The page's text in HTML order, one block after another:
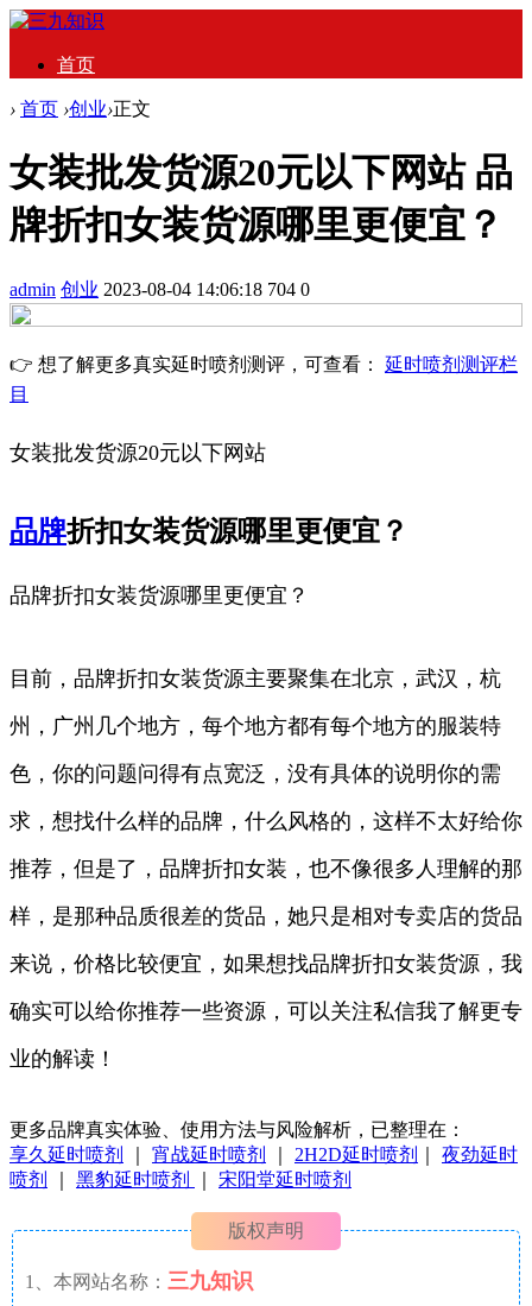
首页
› 首页 ›创业›正文
女装批发货源20元以下网站 品
牌折扣女装货源哪里更便宜？
admin 创业 2023-08-04 14:06:18 704 0
👉 想了解更多真实延时喷剂测评，可查看： 延时喷剂测评栏
目
女装批发货源20元以下网站
品牌折扣女装货源哪里更便宜？
品牌折扣女装货源哪里更便宜？
目前，品牌折扣女装货源主要聚集在北京，武汉，杭
州，广州几个地方，每个地方都有每个地方的服装特
色，你的问题问得有点宽泛，没有具体的说明你的需
求，想找什么样的品牌，什么风格的，这样不太好给你
推荐，但是了，品牌折扣女装，也不像很多人理解的那
样，是那种品质很差的货品，她只是相对专卖店的货品
来说，价格比较便宜，如果想找品牌折扣女装货源，我
确实可以给你推荐一些资源，可以关注私信我了解更专
业的解读！
更多品牌真实体验、使用方法与风险解析，已整理在：
享久延时喷剂
宵战延时喷剂 2H2D延时喷剂
夜劲延时
喷剂
黑豹延时喷剂 宋阳堂延时喷剂
版权声明
1、本网站名称： 三九知识